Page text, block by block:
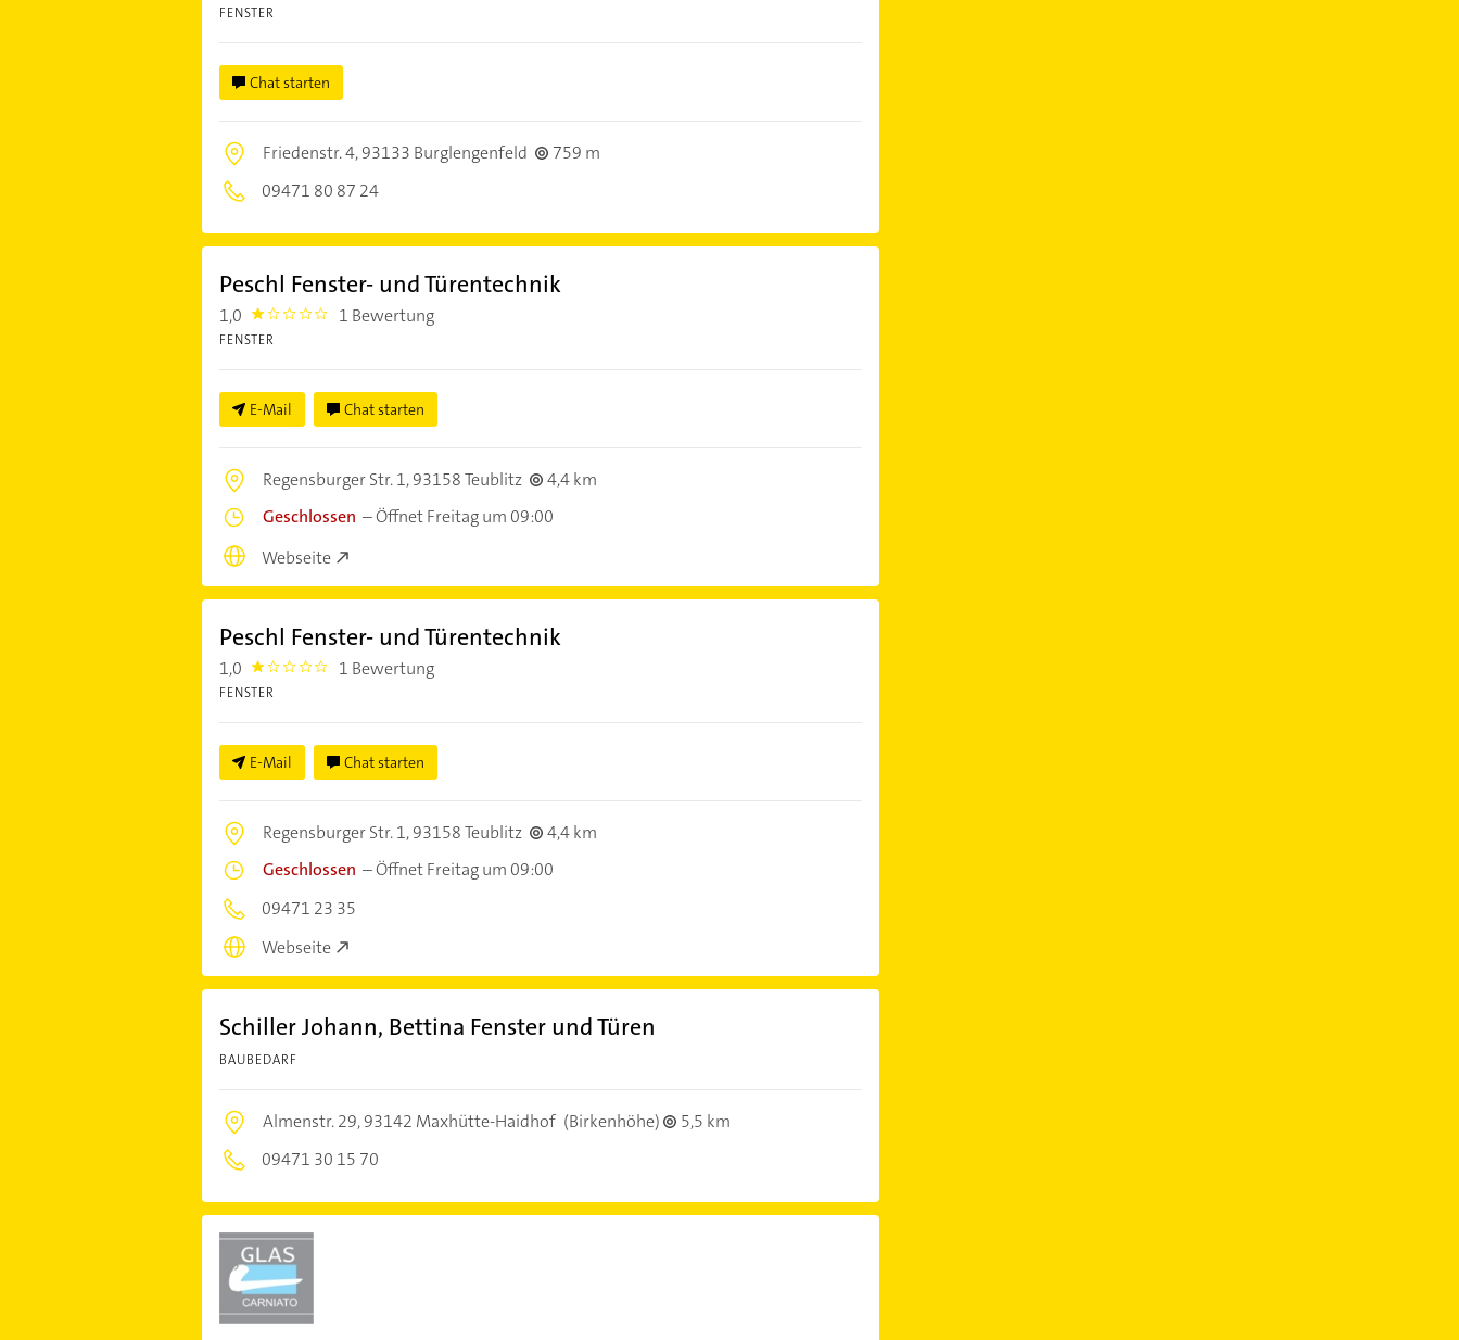
FENSTER
Chat starten
Friedenstr. 4,93133 Burglengenfeld
759 m
09471 80 87 24
Peschl Fenster- und Türentechnik
1,0 1.0 1 Bewertung
FENSTER
E-Mail Chat starten
Regensburger Str. 1,93158 Teublitz
4,4 km
Geschlossen –Öffnet Freitag um 09:00
Webseite
Peschl Fenster- und Türentechnik
1,0 1.0 1 Bewertung
FENSTER
E-Mail Chat starten
Regensburger Str. 1,93158 Teublitz
4,4 km
Geschlossen –Öffnet Freitag um 09:00
09471 23 35
Webseite
Schiller Johann, Bettina Fenster und Türen
BAUBEDARF
Almenstr. 29,93142 Maxhütte-Haidhof (Birkenhöhe)
5,5 km
09471 30 15 70